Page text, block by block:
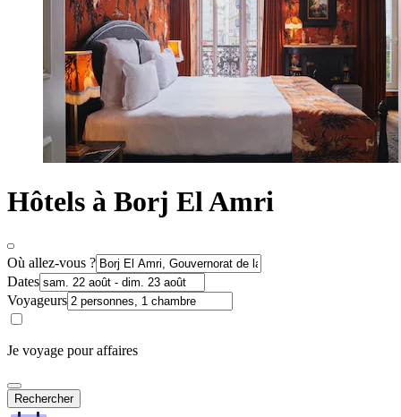
Hôtels à Borj El Amri
Où allez-vous ?
Dates
Voyageurs
Je voyage pour affaires
Rechercher